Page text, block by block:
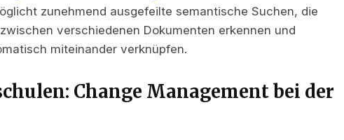
zunehmend ausgefeilte semantische Suchen, die
verschiedenen Dokumenten erkennen und
miteinander verknüpfen.
Change Management bei der